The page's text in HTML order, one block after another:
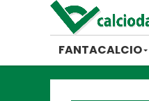
FANTACALCIO